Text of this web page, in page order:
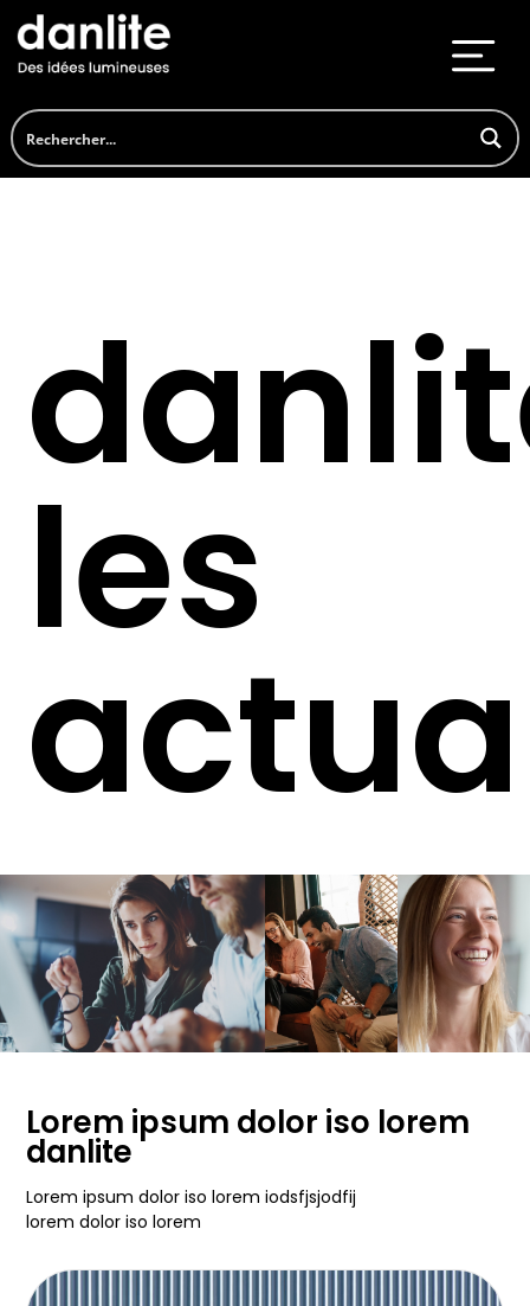
les
Lorem ipsum dolor iso lorem
danlite
Lorem ipsum dolor iso lorem iodsfjsjodfij
lorem dolor iso lorem